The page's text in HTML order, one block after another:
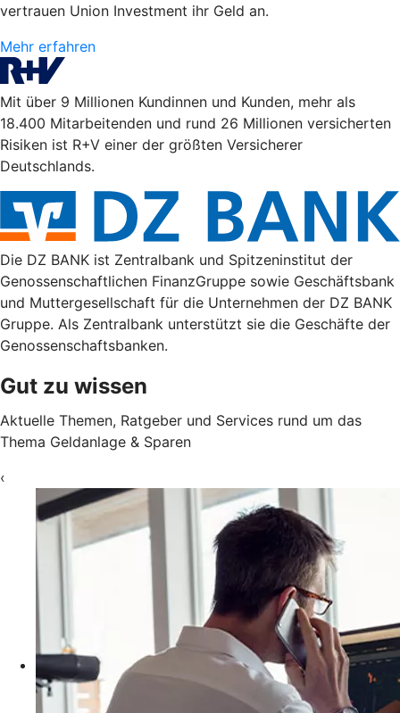
vertrauen Union Investment ihr Geld an.
Mehr erfahren
Mit über 9 Millionen Kundinnen und Kunden, mehr als
18.400 Mitarbeitenden und rund 26 Millionen versicherten
Risiken ist R+V einer der größten Versicherer
Deutschlands.
Die DZ BANK ist Zentralbank und Spitzeninstitut der
Genossenschaftlichen FinanzGruppe sowie Geschäftsbank
und Muttergesellschaft für die Unternehmen der DZ BANK
Gruppe. Als Zentralbank unterstützt sie die Geschäfte der
Genossenschaftsbanken.
Gut zu wissen
Aktuelle Themen, Ratgeber und Services rund um das
Thema Geldanlage & Sparen
‹